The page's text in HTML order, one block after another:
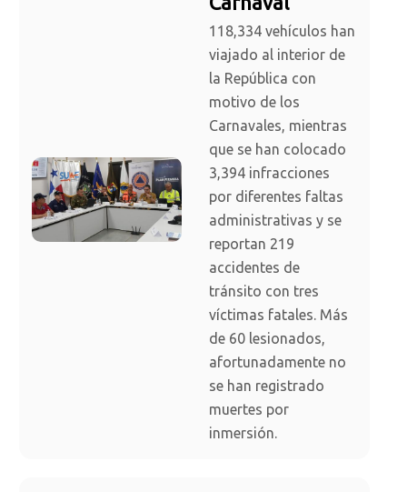
118,334 vehículos han
viajado al interior de
la República con
motivo de los
Carnavales, mientras
que se han colocado
3,394 infracciones
por diferentes faltas
administrativas y se
reportan 219
accidentes de
tránsito con tres
víctimas fatales. Más
de 60 lesionados,
afortunadamente no
se han registrado
muertes por
inmersión.